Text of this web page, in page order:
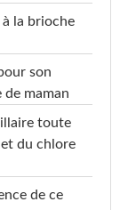
la brioche
son
de maman
toute
du chlore
de ce